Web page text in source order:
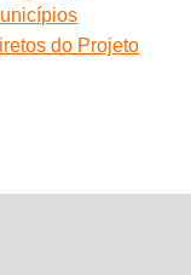
do Projeto